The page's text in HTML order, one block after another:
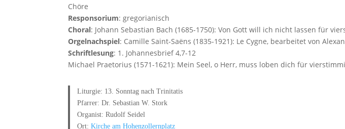
Chöre
Responsorium: gregorianisch
Choral: Johann Sebastian Bach (1685-1750): Von Gott will ich nicht lassen für
Orgelnachspiel: Camille Saint-Saëns (1835-1921): Le Cygne, bearbeitet von
Schriftlesung: 1. Johannesbrief 4,7-12
Michael Praetorius (1571-1621): Mein Seel, o Herr, muss loben dich für
Liturgie: 13. Sonntag nach Trinitatis
Pfarrer: Dr. Sebastian W. Stork
Organist: Rudolf Seidel
Ort: Kirche am Hohenzollernplatz